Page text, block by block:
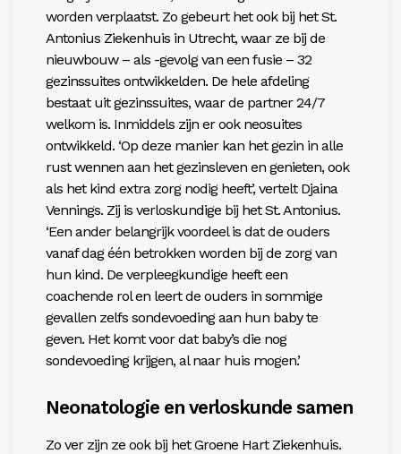
worden verplaatst. Zo gebeurt het ook bij het St.
Antonius Ziekenhuis in Utrecht, waar ze bij de
nieuwbouw – als -gevolg van een fusie – 32
gezinssuites ontwikkelden. De hele afdeling
bestaat uit gezinssuites, waar de partner 24/7
welkom is. Inmiddels zijn er ook neosuites
ontwikkeld. ‘Op deze manier kan het gezin in alle
rust wennen aan het gezinsleven en genieten, ook
als het kind extra zorg nodig heeft’, vertelt Djaina
Vennings. Zij is verloskundige bij het St. Antonius.
‘Een ander belangrijk voordeel is dat de ouders
vanaf dag één betrokken worden bij de zorg van
hun kind. De verpleegkundige heeft een
coachende rol en leert de ouders in sommige
gevallen zelfs sondevoeding aan hun baby te
geven. Het komt voor dat baby’s die nog
sondevoeding krijgen, al naar huis mogen.’
Neonatologie en verloskunde samen
Zo ver zijn ze ook bij het Groene Hart Ziekenhuis.